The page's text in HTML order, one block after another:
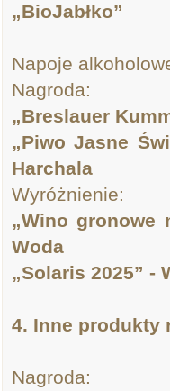
„BioJabłko”
Napoje
Nagroda:
„Breslauer
„Piwo Jasne
Harchala
Wyróżnienie:
„Wino gronowe
Woda
„Solaris 2025” -
4. Inne produkty
Nagroda: